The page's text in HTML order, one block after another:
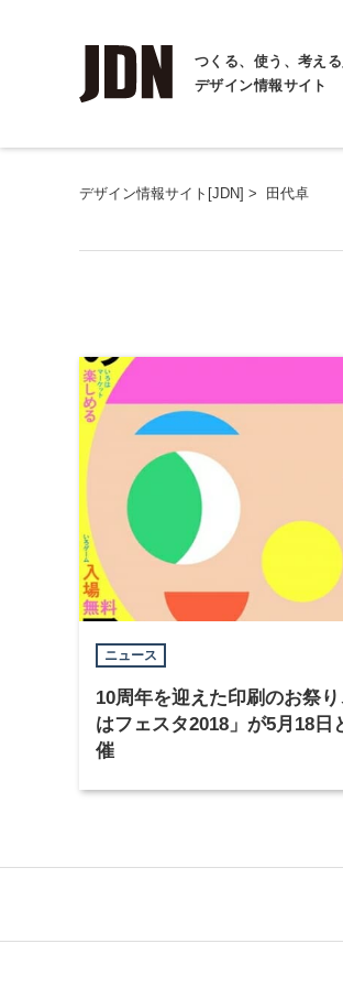
つくる、使う、考え
デザイン情報サイト
デザイン情報サイト[JDN] > 田代卓
ニュース
10周年を迎えた印刷のお祭
はフェスタ2018」が5月18日
催